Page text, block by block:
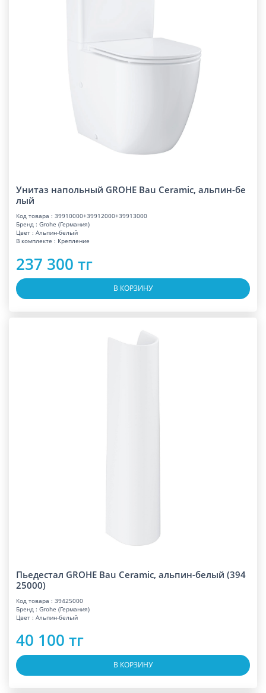
Унитаз напольный GROHE Bau Ceramic, альпин-бе
лый
Код товара : 39910000+39912000+39913000
Бренд : Grohe (Германия)
Цвет : Альпин-белый
В комплекте : Крепление
237 300 тг
В КОРЗИНУ
Пьедестал GROHE Bau Ceramic, альпин-белый (394
25000)
Код товара : 39425000
Бренд : Grohe (Германия)
Цвет : Альпин-белый
40 100 тг
В КОРЗИНУ